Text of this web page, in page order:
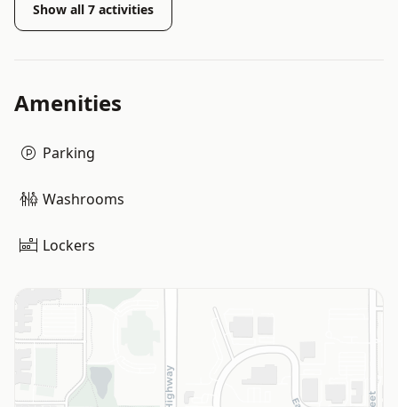
Show all 7 activities
Amenities
Parking
Washrooms
Lockers